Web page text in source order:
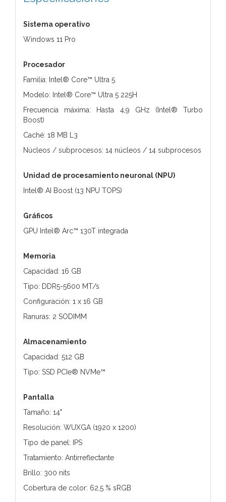
Sistema operativo
Windows 11 Pro
Procesador
Familia: Intel® Core™ Ultra 5
Modelo: Intel® Core™ Ultra 5 225H
Frecuencia máxima: Hasta 4,9 GHz (Intel® Turbo
Boost)
Caché: 18 MB L3
Núcleos / subprocesos: 14 núcleos / 14 subprocesos
Unidad de procesamiento neuronal (NPU)
Intel® AI Boost (13 NPU TOPS)
Gráficos
GPU Intel® Arc™ 130T integrada
Memoria
Capacidad: 16 GB
Tipo: DDR5-5600 MT/s
Configuración: 1 x 16 GB
Ranuras: 2 SODIMM
Almacenamiento
Capacidad: 512 GB
Tipo: SSD PCIe® NVMe™
Pantalla
Tamaño: 14"
Resolución: WUXGA (1920 x 1200)
Tipo de panel: IPS
Tratamiento: Antirreflectante
Brillo: 300 nits
Cobertura de color: 62,5 % sRGB